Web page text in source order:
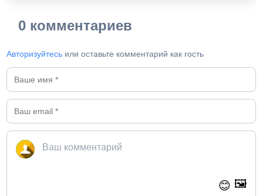
0 комментариев
Авторизуйтесь или оставьте комментарий как гость
😊 🖼️